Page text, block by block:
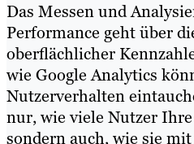
Das Messen und
Performance geht über
oberflächlicher
wie Google Analytics
Nutzerverhalten
nur, wie viele Nutzer
sondern auch, wie sie